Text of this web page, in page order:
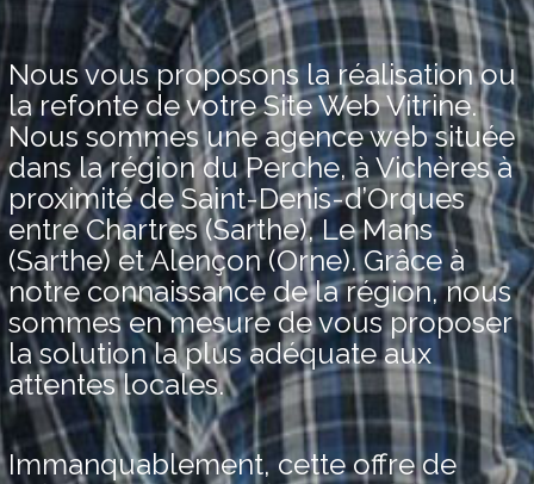
Nous vous proposons la réalisation ou
la refonte de votre Site Web Vitrine.
Nous sommes une agence web située
dans la région du Perche, à Vichères à
proximité de Saint-Denis-d’Orques
entre Chartres (Sarthe), Le Mans
(Sarthe) et Alençon (Orne). Grâce à
notre connaissance de la région, nous
sommes en mesure de vous proposer
la solution la plus adéquate aux
attentes locales.
Immanquablement, cette offre de